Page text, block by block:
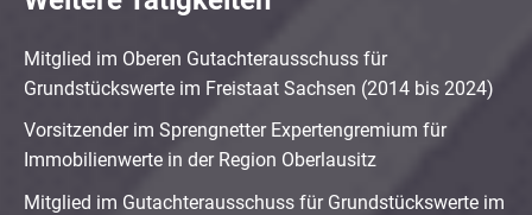
Mitglied im Oberen Gutachterausschuss für
Grundstückswerte im Freistaat Sachsen (2014 bis 2024)
Vorsitzender im Sprengnetter Expertengremium für
Immobilienwerte in der Region Oberlausitz
Mitglied im Gutachterausschuss für Grundstückswerte im